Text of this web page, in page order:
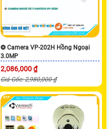
❂ Camera VP-202H Hồng Ngoại
3.0MP
2,086,000 ₫
Giá Gốc: 2,980,000 ₫